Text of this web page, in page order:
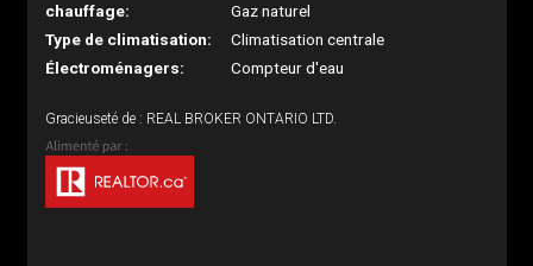
chauffage:
Gaz naturel
Type de climatisation:
Climatisation centrale
Électroménagers:
Compteur d'eau
Gracieuseté de : REAL BROKER ONTARIO LTD.